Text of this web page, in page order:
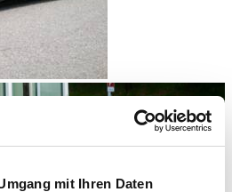
mit Ihren Daten